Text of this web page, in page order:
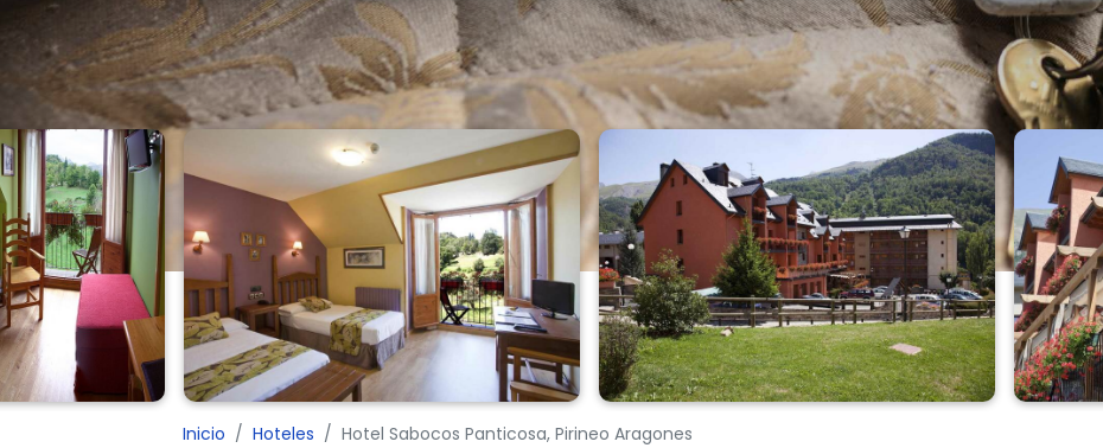
Inicio Hoteles Hotel Sabocos Panticosa, Pirineo Aragones